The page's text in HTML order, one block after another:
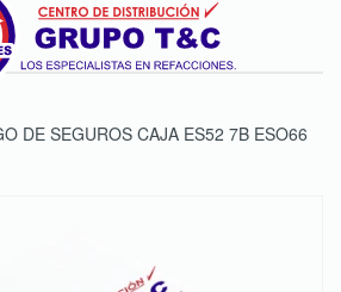
DE SEGUROS CAJA ES52 7B ESO66